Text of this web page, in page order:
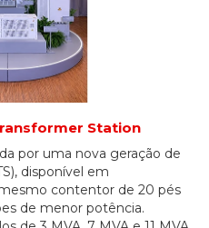
Station
por uma nova geração de
disponível em
contentor de 20 pés
de menor potência.